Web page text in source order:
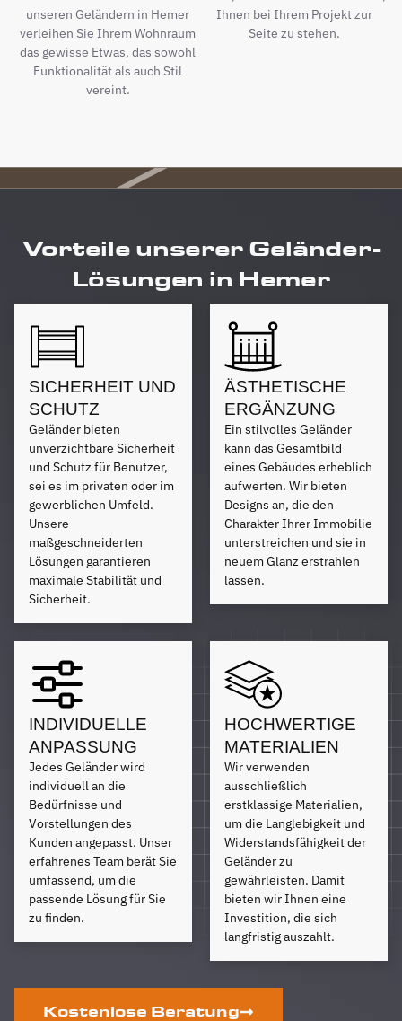
unseren Geländern in Hemer
verleihen Sie Ihrem Wohnraum
das gewisse Etwas, das sowohl
Funktionalität als auch Stil
vereint.
Ihnen bei Ihrem Projekt zur
Seite zu stehen.
Vorteile unserer Geländer-
Lösungen in Hemer
SICHERHEIT UND
SCHUTZ
Geländer bieten
unverzichtbare Sicherheit
und Schutz für Benutzer,
sei es im privaten oder im
gewerblichen Umfeld.
Unsere
maßgeschneiderten
Lösungen garantieren
maximale Stabilität und
Sicherheit.
ÄSTHETISCHE
ERGÄNZUNG
Ein stilvolles Geländer
kann das Gesamtbild
eines Gebäudes erheblich
aufwerten. Wir bieten
Designs an, die den
Charakter Ihrer Immobilie
unterstreichen und sie in
neuem Glanz erstrahlen
lassen.
INDIVIDUELLE
ANPASSUNG
Jedes Geländer wird
individuell an die
Bedürfnisse und
Vorstellungen des
Kunden angepasst. Unser
erfahrenes Team berät Sie
umfassend, um die
passende Lösung für Sie
zu finden.
HOCHWERTIGE
MATERIALIEN
Wir verwenden
ausschließlich
erstklassige Materialien,
um die Langlebigkeit und
Widerstandsfähigkeit der
Geländer zu
gewährleisten. Damit
bieten wir Ihnen eine
Investition, die sich
langfristig auszahlt.
Kostenlose Beratung